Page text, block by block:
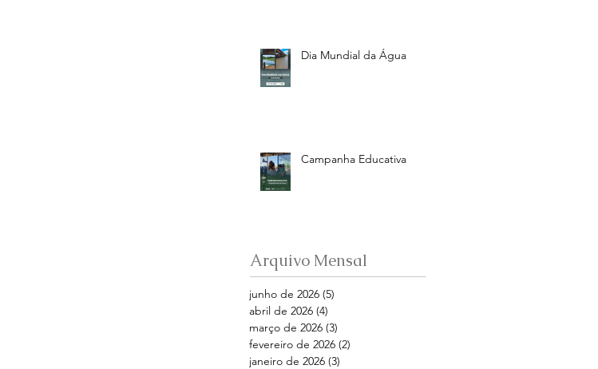
Dia Mundial da Água
Campanha Educativa
Arquivo Mensal
junho de 2026 (5)
abril de 2026 (4)
março de 2026 (3)
fevereiro de 2026 (2)
janeiro de 2026 (3)